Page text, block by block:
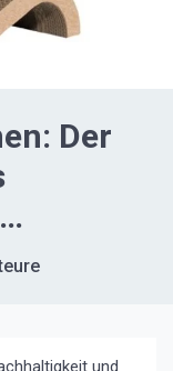
Der
und